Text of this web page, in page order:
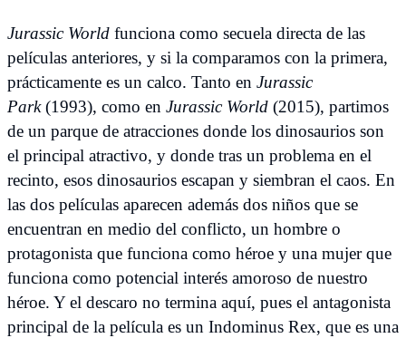
Jurassic World funciona como secuela directa de las
películas anteriores, y si la comparamos con la primera,
prácticamente es un calco. Tanto en Jurassic
Park(1993), como en Jurassic World (2015), partimos
de un parque de atracciones donde los dinosaurios son
el principal atractivo, y donde tras un problema en el
recinto, esos dinosaurios escapan y siembran el caos. En
las dos películas aparecen además dos niños que se
encuentran en medio del conflicto, un hombre o
protagonista que funciona como héroe y una mujer que
funciona como potencial interés amoroso de nuestro
héroe. Y el descaro no termina aquí, pues el antagonista
principal de la película es un Indominus Rex, que es una